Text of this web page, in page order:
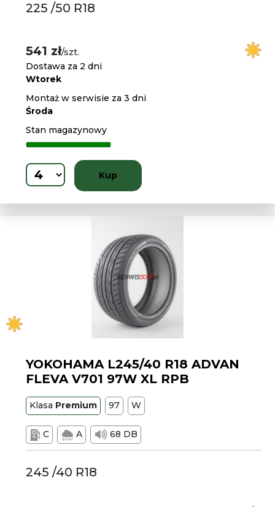
225 /50 R18
541 zł/szt.
Dostawa za 2 dni
Wtorek
Montaż w serwisie za 3 dni
Środa
Stan magazynowy
Kup
YOKOHAMA L245/40 R18 ADVAN
FLEVA V701 97W XL RPB
Klasa Premium 97 W
C A 68 DB
245 /40 R18